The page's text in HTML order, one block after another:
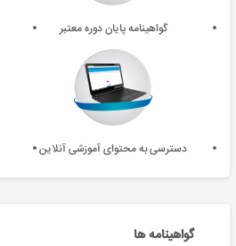
گواهینامه پایان دوره معتبر
دسترسی به محتوای آموزشی آنلاین
گواهینامه ها